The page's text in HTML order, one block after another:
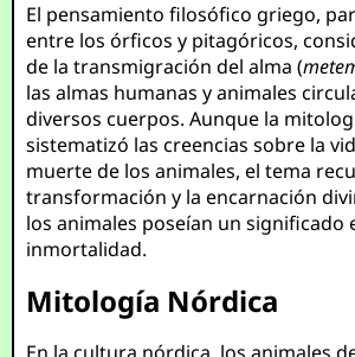
El pensamiento filosófico griego,
entre los órficos y pitagóricos,
de la transmigración del alma (
las almas humanas y animales
diversos cuerpos. Aunque la
sistematizó las creencias sobre la
muerte de los animales, el tema
transformación y la encarnación
los animales poseían un significado
inmortalidad.
Mitología Nórdica